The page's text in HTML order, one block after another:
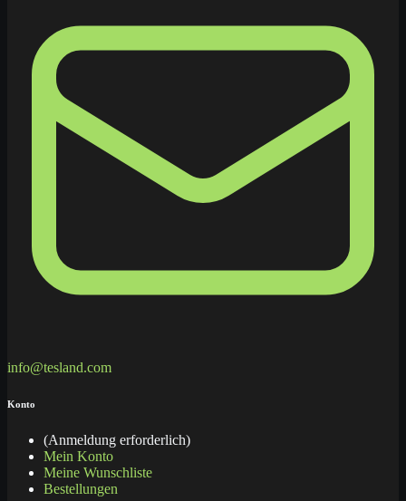
info@tesland.com
Konto
(Anmeldung erforderlich)
Mein Konto
Meine Wunschliste
Bestellungen